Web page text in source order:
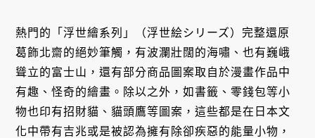
熱門的「浮世繪系列」（浮世絵シリーズ）完整還原
葛飾北齋的絕妙筆觸，有波瀾壯闊的海嘯、也有巍峨
聳立的富士山，還有部分商品圖案取自於漫畫作品中
有趣、怪奇的繪畫。除以之外，如書籤、零錢包等小
物也印有招財貓、貓頭鷹等圖案，這些都是在日本文
化中帶有吉兆或是被認為擁有除卻疾惡的能量小物，